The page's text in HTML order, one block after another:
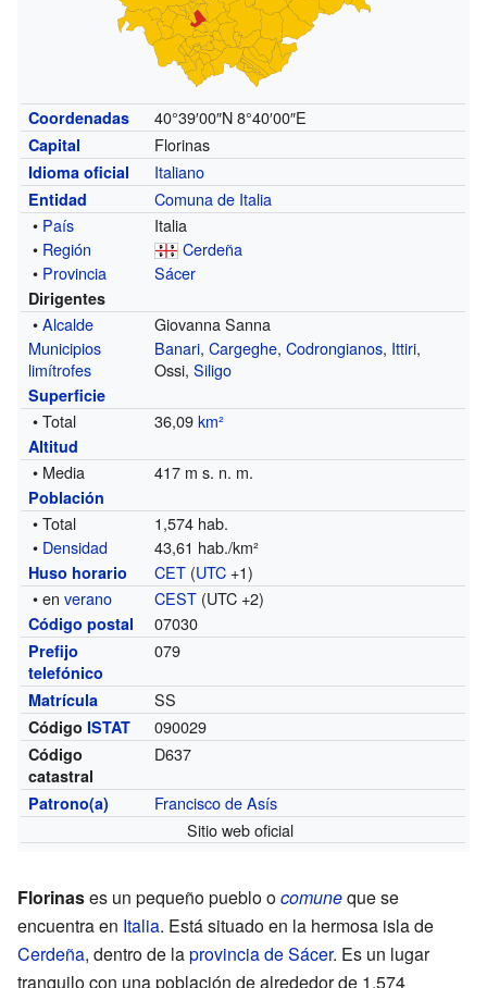
Coordenadas 40°39′00″N 8°40′00″E
Capital Florinas
Idioma oficial Italiano
Entidad
Comuna de Italia
• País
Italia
• Región
Cerdeña
• Provincia Sácer
Dirigentes
•Alcalde
Giovanna Sanna
Municipios
limítrofes
Banari,Cargeghe,Codrongianos, Ittiri,
Ossi,Siligo
Superficie
• Total 36,09km²
Altitud
• Media 417 m s. n. m.
Población
• Total
1,574 hab.
• Densidad 43,61 hab./km²
Huso horario CET (UTC +1)
• enverano CEST (UTC +2)
Código postal 07030
Prefijo
telefónico
079
Matrícula SS
Código ISTAT 090029
Código
catastral
D637
Patrono(a)
Francisco de Asís
Sitio web oficial
Florinases un pequeño pueblo ocomuneque se
encuentra en Italia. Está situado en la hermosa isla de
Cerdeña, dentro de laprovincia de Sácer. Es un lugar
tranquilo con una población de alrededor de 1.574